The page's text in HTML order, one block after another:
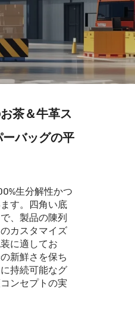
茶＆牛革ス
バッグの平
生分解性かつ
す。四角い底
、製品の陳列
カスタマイズ
に適してお
新鮮さを保ち
持続可能なグ
ンセプトの実